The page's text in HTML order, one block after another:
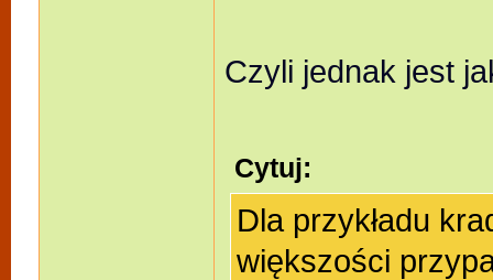
Czyli jednak jest
Cytuj:
Dla przykładu
większości